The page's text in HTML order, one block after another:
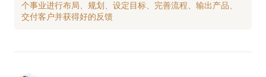
个事业进行布局、规划、设定目标、完善流程、输出产品、